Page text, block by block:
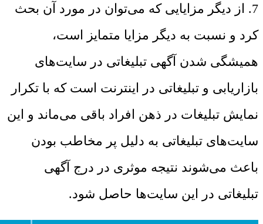
7. از دیگر مزایایی که می‌توان در مورد آن بحث
کرد و نسبت به دیگر مزایا متمایز است،
همیشگی شدن آگهی تبلیغاتی در سایت‌های
بازاریابی و تبلیغاتی در اینترنت است که با تکرار
نمایش تبلیغات در ذهن افراد باقی می‌ماند و این
سایت‌های تبلیغاتی به دلیل پر مخاطب بودن
باعث می‌شوند نتیجه موثری در درج آگهی
تبلیغاتی در این سایت‌ها حاصل شود.